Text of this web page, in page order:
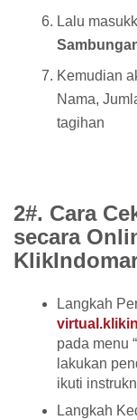
Lalu
Kemudian
Nama,
tagihan
2#. Cara
secara
Langkah
pada menu
lakukan
ikuti
Langkah